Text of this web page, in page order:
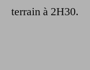
terrain à 2H30.